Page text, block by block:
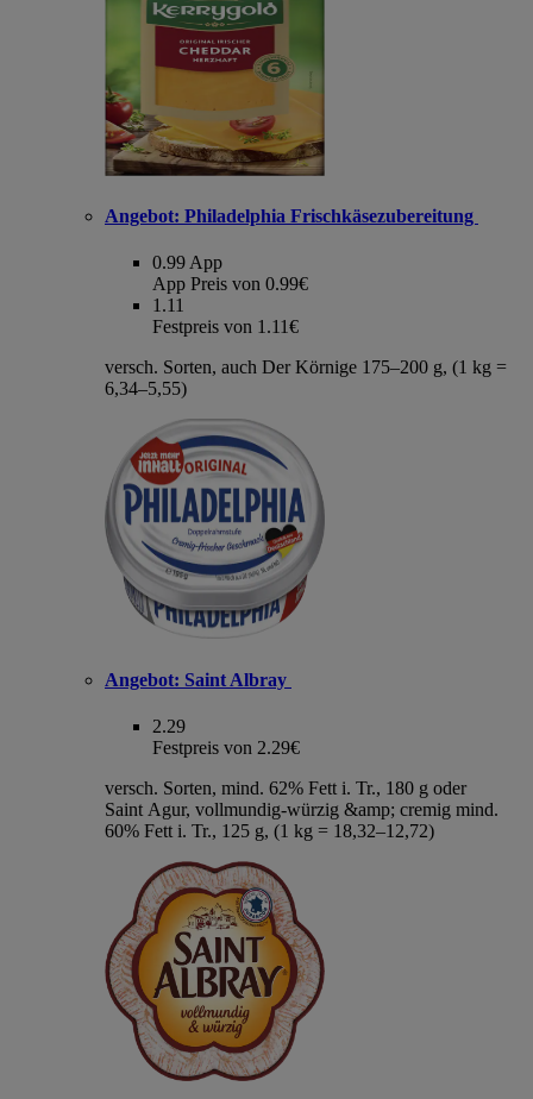
Angebot: Philadelphia Frischkäsezubereitung
0.99App
App Preis von 0.99€
1.11
Festpreis von 1.11€
versch. Sorten, auch Der Körnige 175–200 g, (1 kg =
6,34–5,55)
Angebot: Saint Albray
2.29
Festpreis von 2.29€
versch. Sorten, mind. 62% Fett i. Tr., 180 g oder
Saint Agur, vollmundig-würzig &amp; cremig mind.
60% Fett i. Tr., 125 g, (1 kg = 18,32–12,72)